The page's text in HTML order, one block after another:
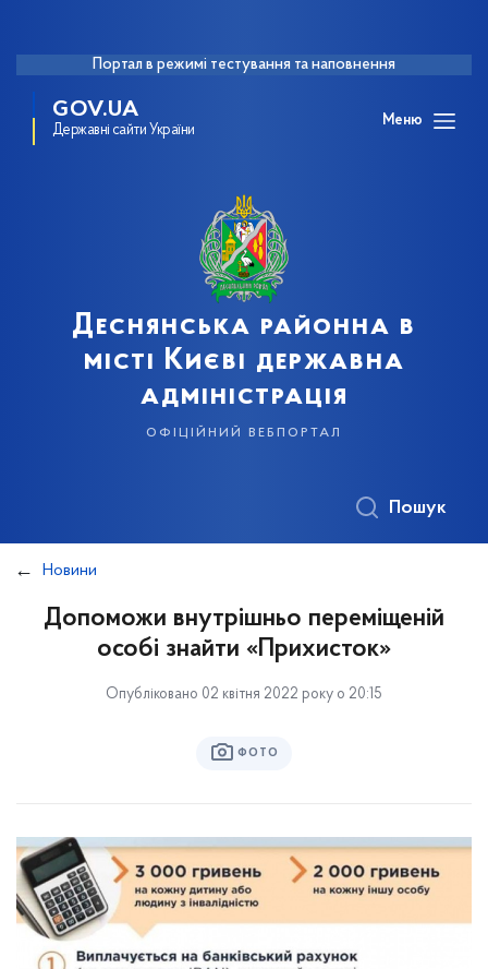
Портал в режимі тестування та наповнення
GOV.UA
Державні сайти України
Меню
Деснянська районна в
місті Києві державна
адміністрація
офіційний вебпортал
Пошук
Новини
Допоможи внутрішньо переміщеній
особі знайти «Прихисток»
Опубліковано 02 квітня 2022 року о 20:15
ФОТО